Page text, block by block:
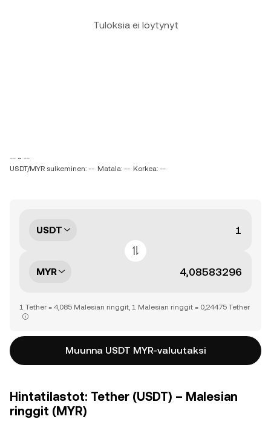
Tuloksia ei löytynyt
-- ~ --
USDT/MYR sulkeminen: -- Matala: -- Korkea: --
USDT
MYR
1 Tether = 4,085 Malesian ringgit, 1 Malesian ringgit = 0,24475 Tether
Muunna USDT MYR-valuutaksi
Hintatilastot: Tether (USDT) – Malesian
ringgit (MYR)